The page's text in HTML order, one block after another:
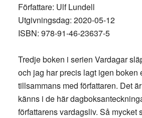
Författare: Ulf Lundell
Utgivningsdag: 2020-05-12
ISBN: 978-91-46-23637-5
Tredje boken i serien Vardagar
och jag har precis lagt igen boken
tillsammans med författaren. Det
känns i de här
författarens vardagsliv. Så mycket